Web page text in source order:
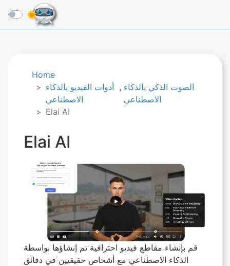
☰
Home
أدوات الفيديو بالذكاء
الاصطناعي
, الصوت الذكي بالذكاء
الاصطناعي
Elai AI
Elai AI
قم بإنشاء مقاطع فيديو احترافية تم إنشاؤها بواسطة
الذكاء الاصطناعي مع أشخاص حقيقيين في دقائق